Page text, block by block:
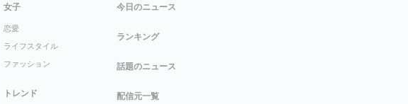
女子
恋愛
ライフスタイル
ファッション
トレンド
今日のニュース
ランキング
話題のニュース
配信元一覧